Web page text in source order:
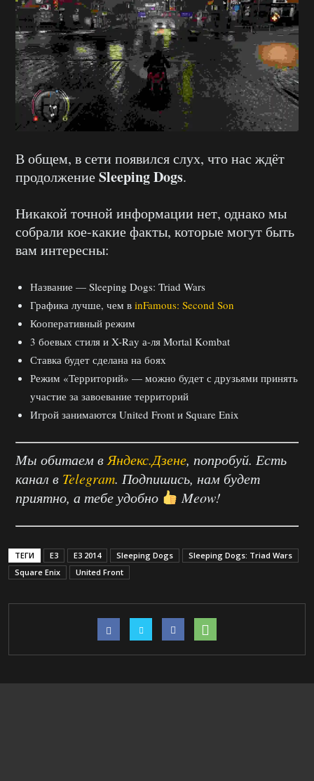
В общем, в сети появился слух, что нас ждёт
продолжениеSleeping Dogs.
Никакой точной информации нет, однако мы
собрали кое-какие факты, которые могут быть
вам интересны:
Название — Sleeping Dogs: Triad Wars
Графика лучше, чем в inFamous: Second Son
Кооперативный режим
3 боевых стиля и X-Ray а-ля Mortal Kombat
Ставка будет сделана на боях
Режим «Территорий» — можно будет с друзьями принять
участие за завоевание территорий
Игрой занимаются United Front и Square Enix
Мы обитаем вЯндекс.Дзене, попробуй. Есть
канал в Telegram. Подпишись, нам будет
приятно, а тебе удобно
Meow!
ТЕГИ E3 E3 2014 Sleeping Dogs
Sleeping Dogs: Triad Wars
Square Enix
United Front